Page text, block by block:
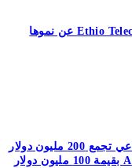
شركة Simile الناشئة ذات المستخدم الاصطناعي تجمع 200 مليون دولار